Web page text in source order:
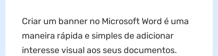
Criar um banner no Microsoft Word é uma
maneira rápida e simples de adicionar
interesse visual aos seus documentos.